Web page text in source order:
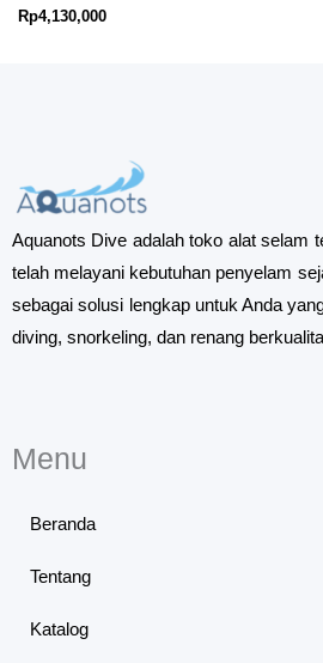
Rp4,130,000
Aquanots Dive adalah toko alat selam
telah melayani kebutuhan penyelam
sebagai solusi lengkap untuk Anda
diving, snorkeling, dan renang
Menu
Beranda
Tentang
Katalog